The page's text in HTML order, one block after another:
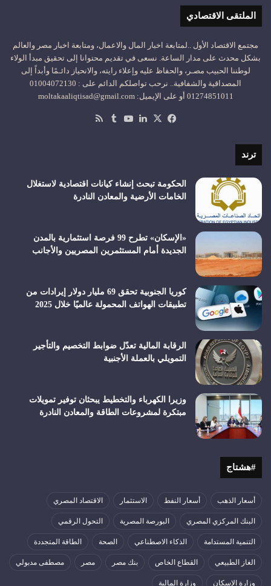
الملتقى الاقتصادي
مجتمع الاقتصاد الأول ..لمتابعة اخبار المال والاعمال، ومتابعة اخبار مصر والعالم
بشكل محدث على مدار الساعة. نسعى في تقديم محتوانا إلى تحقيق مبدأ الولاء
لوطننا الحبيب مصـر، والحفاظ عليه وإعلاء رايته، والانحياز دائـمًا وأبداً إلى
المصداقية والشفافية.. نرحب تواصلكم الدائم على : 01004072130
01274851011 أو على الإيميل: moltakaaliqtisad@gmail.com
فيسبوك
‫X لينكدإن‫YouTube
ترند
الحكومة تبحث إنشاء كيانات اقتصادية لاستغلال
الخامات الأرضية والمعادن النادرة
«الإسكان» تطرح 99 فرصة استثمارية بالمدن
الجديدة أمام المستثمرين المصريين والأجانب
كوريا الجنوبية تحقق 69 مليار دولار إيرادات من
تطبيقات الهواتف المحمولة عالميًا خلال 2025
الرقابة المالية تعدّل ضوابط التخصيم والتأجير
التمويلي بالعملة الأجنبية
وزيرا الكهرباء والتخطيط يبحثان توفير تمويلات
مبتكرة لمشروعات الطاقة والمعادن النادرة
#هشتاج
أسعار الذهب أسعار النفط الاستثمار الاقتصاد المصري
البنك المركزي المصري البورصة المصرية التحول الرقمي
التنمية المستدامة الذكاء الاصطناعي الصحة الطاقة المتجددة
الغاز الطبيعي القطاع الخاص بنك مصر مصر مصطفى مدبولي
وزارة الإسكان وزارة المالية